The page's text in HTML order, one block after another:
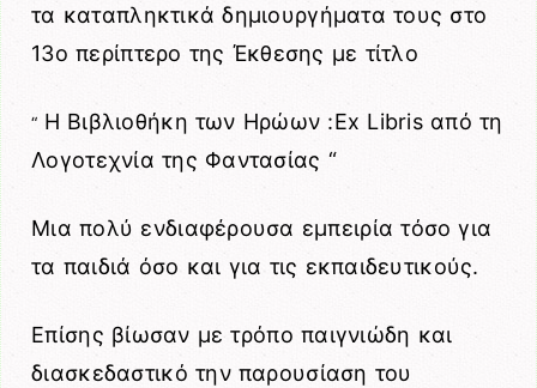
τα καταπληκτικά δημιουργήματα τους στο
13ο περίπτερο της Έκθεσης με τίτλο
“ Η Βιβλιοθήκη των Ηρώων :Ex Libris από τη
Λογοτεχνία της Φαντασίας “
Μια πολύ ενδιαφέρουσα εμπειρία τόσο για
τα παιδιά όσο και για τις εκπαιδευτικούς.
Επίσης βίωσαν με τρόπο παιγνιώδη και
διασκεδαστικό την παρουσίαση του